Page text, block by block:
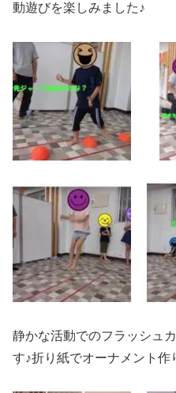
動遊びを楽しみました♪
静かな活動でのフラッシュ
す♪折り紙でオーナメント作